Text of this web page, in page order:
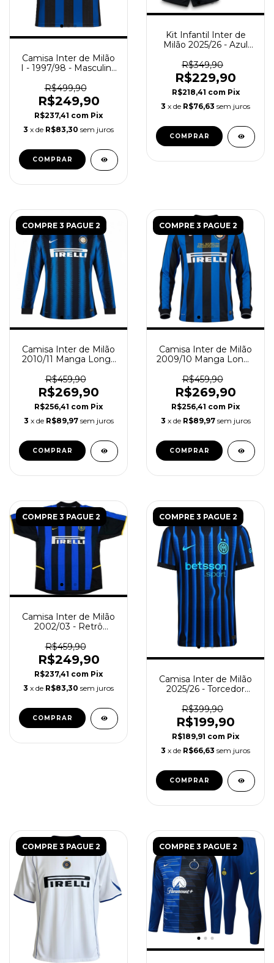
Camisa Inter de Milão
I - 1997/98 - Masculino
R$499,90
R$249,90
R$237,41 com Pix
3 x de R$83,30 sem juros
COMPRAR
Kit Infantil Inter de
Milão 2025/26 - Azul
R$349,90
R$229,90
R$218,41 com Pix
3 x de R$76,63 sem juros
COMPRAR
COMPRE 3 PAGUE 2
Camisa Inter de Milão
2010/11 Manga Longa
Azul Preta
R$459,90
R$269,90
R$256,41 com Pix
3 x de R$89,97 sem juros
COMPRAR
COMPRE 3 PAGUE 2
Camisa Inter de Milão
2009/10 Manga Longa
Azul Preta
R$459,90
R$269,90
R$256,41 com Pix
3 x de R$89,97 sem juros
COMPRAR
COMPRE 3 PAGUE 2
Camisa Inter de Milão
2002/03 - Retrô
R$459,90
R$249,90
R$237,41 com Pix
3 x de R$83,30 sem juros
COMPRAR
COMPRE 3 PAGUE 2
Camisa Inter de Milão
2025/26 - Torcedor
R$399,90
R$199,90
R$189,91 com Pix
3 x de R$66,63 sem juros
COMPRAR
COMPRE 3 PAGUE 2 COMPRE 3 PAGUE 2